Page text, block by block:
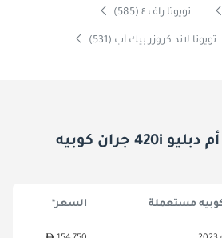
تويوتا راف ٤ (585)
تويوتا لاند كروزر بيك آب (531)
سعرالسيارات بي أم دبليو 420i جران كوبيه
السعر*